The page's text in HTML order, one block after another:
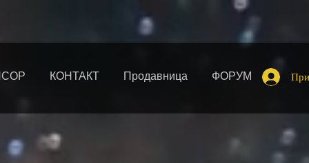
КОНТАКТ Продавница ФОРУМ